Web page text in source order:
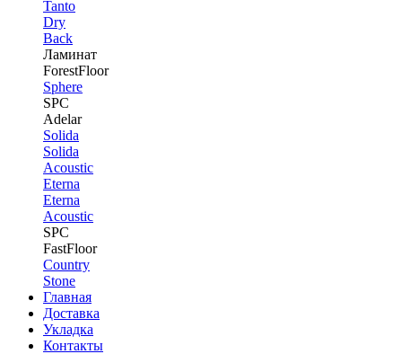
Tanto
Dry
Back
Ламинат
ForestFloor
Sphere
SPC
Adelar
Solida
Solida
Acoustic
Eterna
Eterna
Acoustic
SPC
FastFloor
Country
Stone
Главная
Доставка
Укладка
Контакты